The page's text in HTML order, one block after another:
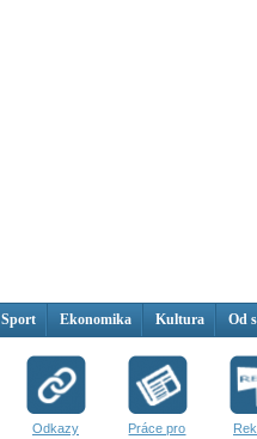
Sport Ekonomika Kultura Od
Odkazy
Práce pro